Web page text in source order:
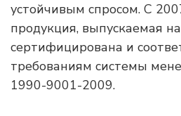
устойчивым спросом. С
продукция, выпускаемая
сертифицирована и
требованиям системы
1990-9001-2009.